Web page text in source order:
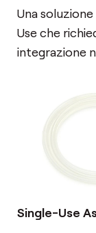
Una
Use che
integrazione
Single-Use